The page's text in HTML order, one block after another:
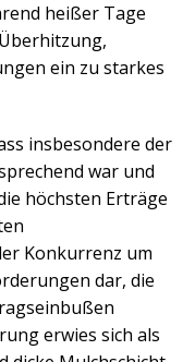
heißer Tage
ein zu starkes
insbesondere der
war und
höchsten Erträge
Konkurrenz um
dar, die
erwies sich als